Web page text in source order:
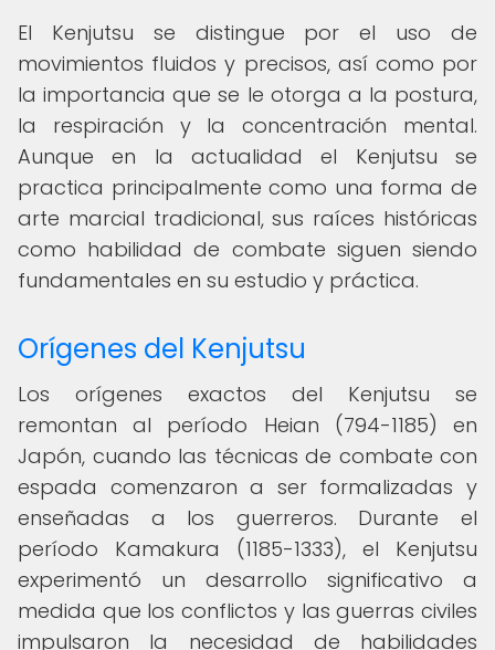
El Kenjutsu se distingue por el uso de
movimientos fluidos y precisos, así como por
la importancia que se le otorga a la postura,
la respiración y la concentración mental.
Aunque en la actualidad el Kenjutsu se
practica principalmente como una forma de
arte marcial tradicional, sus raíces históricas
como habilidad de combate siguen siendo
fundamentales en su estudio y práctica.
Orígenes del Kenjutsu
Los orígenes exactos del Kenjutsu se
remontan al período Heian (794-1185) en
Japón, cuando las técnicas de combate con
espada comenzaron a ser formalizadas y
enseñadas a los guerreros. Durante el
período Kamakura (1185-1333), el Kenjutsu
experimentó un desarrollo significativo a
medida que los conflictos y las guerras civiles
impulsaron la necesidad de habilidades